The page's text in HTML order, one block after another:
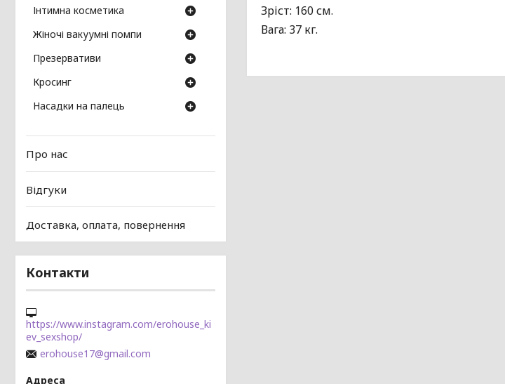
Зріст: 160 см.
Вага: 37 кг.
Інтимна косметика
Жіночі вакуумні помпи
Презервативи
Кросинг
Насадки на палець
Про нас
Відгуки
Доставка, оплата, повернення
Контакти
https://www.instagram.com/erohouse_ki
ev_sexshop/
erohouse17@gmail.com